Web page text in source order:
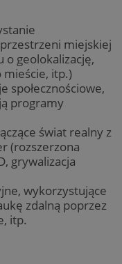
miejskiej
o geolokalizację,
itp.)
społecznościowe,
programy
świat realny z
(rozszerzona
grywalizacja
wykorzystujące
zdalną poprzez
itp.